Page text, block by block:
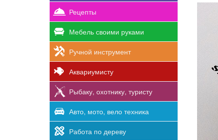
Рецепты
Мебель своими руками
Ручной инструмент
Аквариумисту
Рыбаку, охотнику, туристу
Авто, мото, вело техника
Работа по дереву